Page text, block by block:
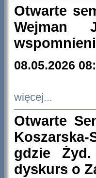
Otwarte
Wejman
08.05.2026
więcej...
Otwarte
Koszarska-
gdzie
dyskurs o